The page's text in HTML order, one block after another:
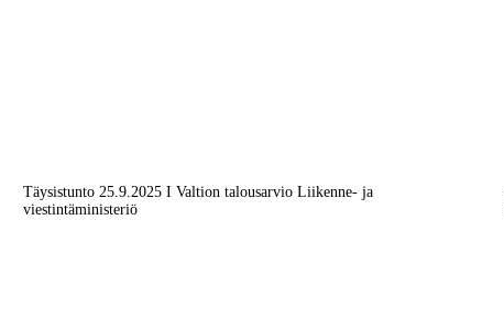
Täysistunto 25.9.2025 I Valtion talousarvio Liikenne- ja
viestintäministeriö